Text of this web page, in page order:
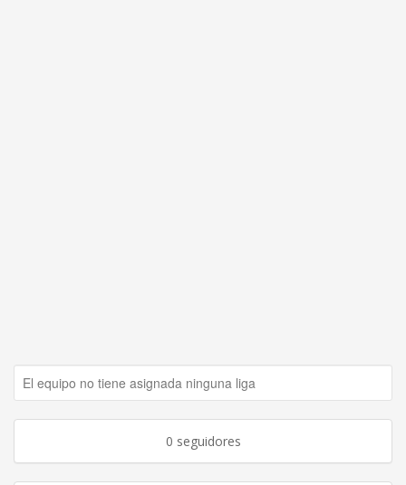
El equipo no tiene asignada ninguna liga
0 seguidores